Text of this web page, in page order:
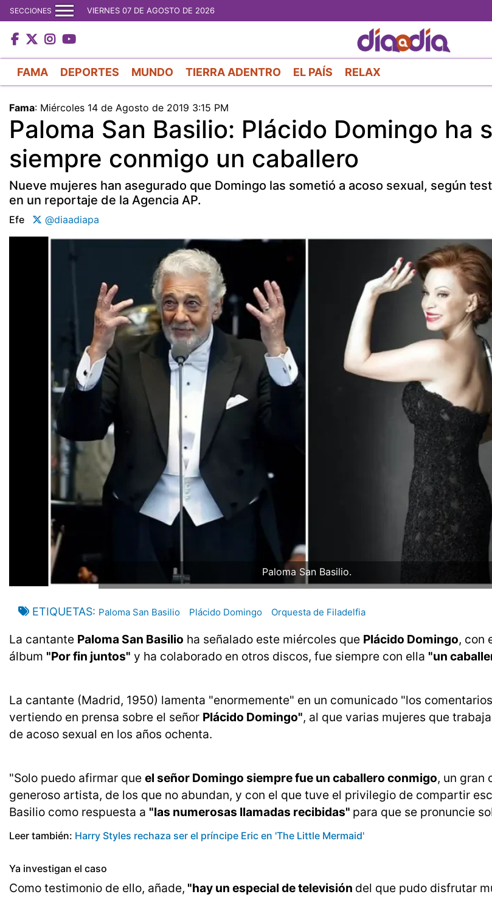
al
contenido
principal
SECCIONES VIERNES 07 DE AGOSTO DE 2026
FAMA DEPORTES MUNDO TIERRA ADENTRO EL PAÍS RELAX
Fama: Miércoles 14 de Agosto de 2019 3:15 PM
Paloma San Basilio: Plácido Domingo ha
siempre conmigo un caballero
Nueve mujeres han asegurado que Domingo las sometió a acoso sexual, según
en un reportaje de la Agencia AP.
Efe @diaadiapa
Paloma San Basilio.
ETIQUETAS Paloma San Basilio Plácido Domingo Orquesta de Filadelfia
La cantante Paloma San Basilio ha señalado este miércoles que Plácido Domingo, con
álbum "Por fin juntos" y ha colaborado en otros discos, fue siempre con ella "un
La cantante (Madrid, 1950) lamenta "enormemente" en un comunicado "los
vertiendo en prensa sobre el señor Plácido Domingo", al que varias mujeres que
de acoso sexual en los años ochenta.
"Solo puedo afirmar que el señor Domingo siempre fue un caballero conmigo, un gran
generoso artista, de los que no abundan, y con el que tuve el privilegio de compartir
Basilio como respuesta a "las numerosas llamadas recibidas" para que se pronuncie
Leer también: Harry Styles rechaza ser el príncipe Eric en 'The Little Mermaid'
Ya investigan el caso
Como testimonio de ello, añade, "hay un especial de televisión del que pudo disfrutar